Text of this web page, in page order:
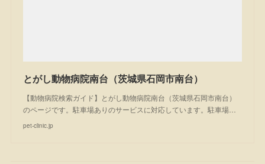
とがし動物病院南台（茨城県石岡市南台）
【動物病院検索ガイド】とがし動物病院南台（茨城県石岡市南台）
のページです。駐車場ありのサービスに対応しています。駐車場…
pet-clinic.jp